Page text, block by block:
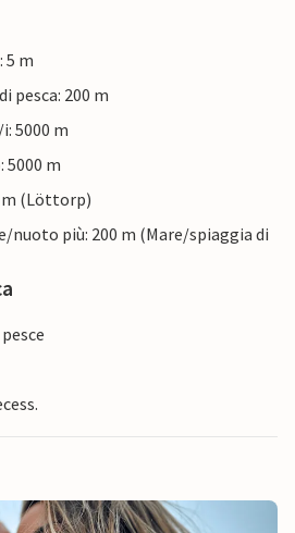
5 m
pesca: 200 m
5000 m
5000 m
m (Löttorp)
nuoto più: 200 m (Mare/spiaggia di